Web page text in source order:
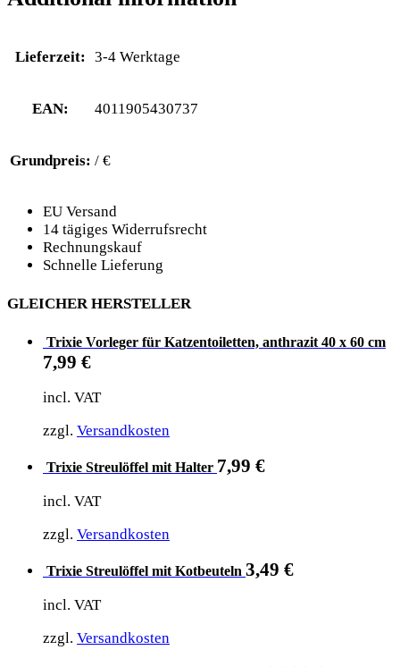
Lieferzeit: 3-4 Werktage
EAN: 4011905430737
Grundpreis: / €
EU Versand
14 tägiges Widerrufsrecht
Rechnungskauf
Schnelle Lieferung
GLEICHER HERSTELLER
Trixie Vorleger für Katzentoiletten, anthrazit 40 x 60 cm
7,99 €
incl. VAT
zzgl. Versandkosten
Trixie Streulöffel mit Halter 7,99 €
incl. VAT
zzgl. Versandkosten
Trixie Streulöffel mit Kotbeuteln 3,49 €
incl. VAT
zzgl. Versandkosten